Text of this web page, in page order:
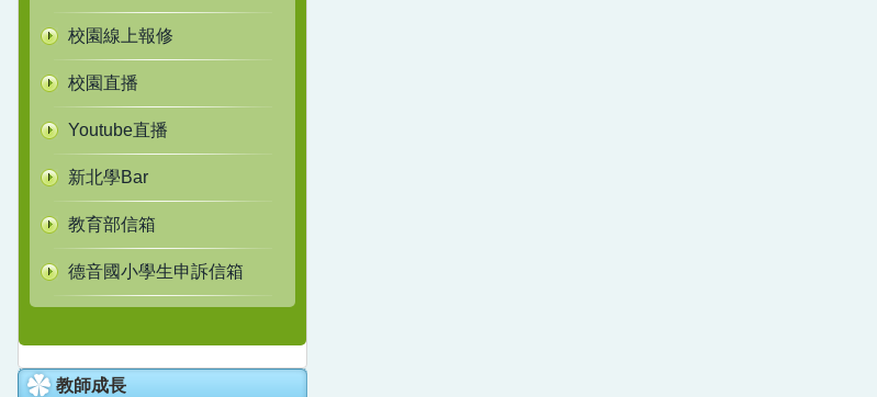
校園線上報修
校園直播
Youtube直播
新北學Bar
教育部信箱
德音國小學生申訴信箱
教師成長